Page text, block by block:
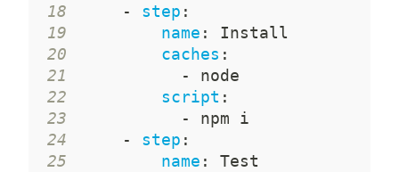
18
- step :
19
name :
20
caches :
21
-
22
script :
23
-
24
- step :
25
name :